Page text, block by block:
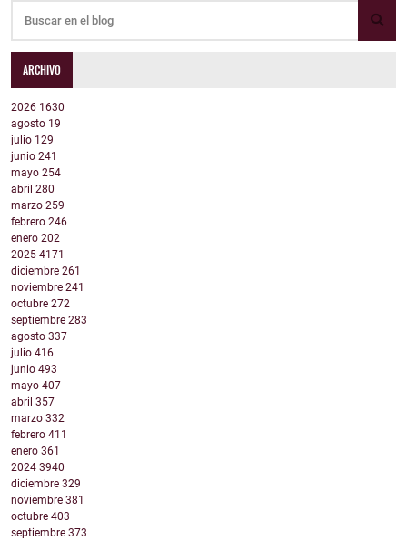
ARCHIVO
2026 1630
agosto 19
julio 129
junio 241
mayo 254
abril 280
marzo 259
febrero 246
enero 202
2025 4171
diciembre 261
noviembre 241
octubre 272
septiembre 283
agosto 337
julio 416
junio 493
mayo 407
abril 357
marzo 332
febrero 411
enero 361
2024 3940
diciembre 329
noviembre 381
octubre 403
septiembre 373